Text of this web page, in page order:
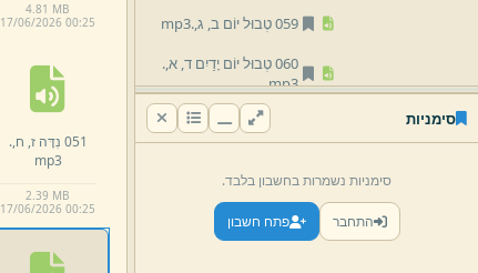
059 טְבוּל יוֹם ב,
ג,.
mp3
060 טְבוּל יוֹם יָדַיִם ד,
א,.
mp3
ג,.
mp3
mp3
063 עוֹקְצִין ב,
סימניות
סימניות נשמרות בחשבון בלבד.
התחבר פתח חשבון
4.81 MB
17/06/2026 00:25
051 נִדָּה ז, ח,.
mp3
2.39 MB
17/06/2026 00:25